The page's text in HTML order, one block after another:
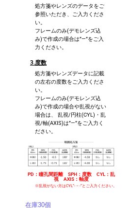
処方箋やレンズのデータをご
参照いただき、ご入力くださ
い。
フレームのみ(デモレンズ込
み)で作成の場合は”—”をご入
力ください。
3.度数
処方箋やレンズデータに記載
の左右の度数をご入力くださ
い。
フレームのみ(デモレンズ込
み)で作成の場合や乱視がない
場合は、 乱視/円柱(CYL)・乱
視/軸(AXIS)は”—”をご入力く
ださい。
PD：瞳孔間距離 SPH：度数 CYL：乱
視 AXIS：軸度
※乱視がない方はCYL”- – -”とご入力ください。
在庫30個